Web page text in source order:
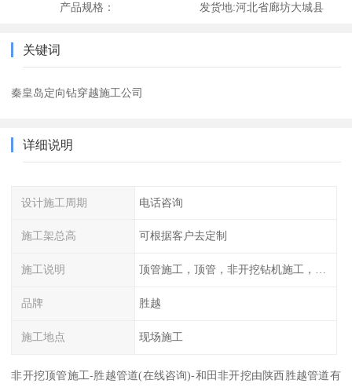
产品规格： 发货地:河北省廊坊大城县
关键词
秦皇岛定向钻穿越施工公司
详细说明
设计施工周期 电话咨询
施工架总高 可根据客户去定制
施工说明 顶管施工，顶管，非开挖钻机施工，管道工程，管道施工，顶拉管施工，水平定向钻机施工，顶管施工方案，顶管
品牌 胜越
施工地点 现场施工
非开挖顶管施工-胜越管道(在线咨询)-和田非开挖由陕西胜越管道有